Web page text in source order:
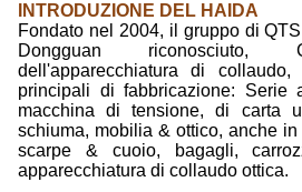
INTRODUZIONE DEL HAIDA
Fondato nel 2004, il gruppo di
Dongguan riconosciuto,
dell'apparecchiatura di
principali di fabbricazione: Serie
macchina di tensione, di carta
schiuma, mobilia & ottico, anche
scarpe & cuoio, bagagli,
apparecchiatura di collaudo ottica.